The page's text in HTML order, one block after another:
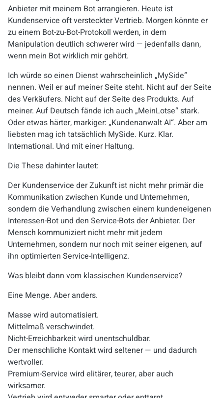
Anbieter mit meinem Bot arrangieren. Heute ist
Kundenservice oft versteckter Vertrieb. Morgen könnte er
zu einem Bot-zu-Bot-Protokoll werden, in dem
Manipulation deutlich schwerer wird — jedenfalls dann,
wenn mein Bot wirklich mir gehört.
Ich würde so einen Dienst wahrscheinlich „MySide“
nennen. Weil er auf meiner Seite steht. Nicht auf der Seite
des Verkäufers. Nicht auf der Seite des Produkts. Auf
meiner. Auf Deutsch fände ich auch „MeinLotse“ stark.
Oder etwas härter, markiger: „Kundenanwalt AI“. Aber am
liebsten mag ich tatsächlich MySide. Kurz. Klar.
International. Und mit einer Haltung.
Die These dahinter lautet:
Der Kundenservice der Zukunft ist nicht mehr primär die
Kommunikation zwischen Kunde und Unternehmen,
sondern die Verhandlung zwischen einem kundeneigenen
Interessen-Bot und den Service-Bots der Anbieter. Der
Mensch kommuniziert nicht mehr mit jedem
Unternehmen, sondern nur noch mit seiner eigenen, auf
ihn optimierten Service-Intelligenz.
Was bleibt dann vom klassischen Kundenservice?
Eine Menge. Aber anders.
Masse wird automatisiert.
Mittelmaß verschwindet.
Nicht-Erreichbarkeit wird unentschuldbar.
Der menschliche Kontakt wird seltener — und dadurch
wertvoller.
Premium-Service wird elitärer, teurer, aber auch
wirksamer.